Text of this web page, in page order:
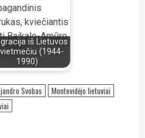
iš Lietuvos
(1944-
1990)
Svobas
Montevidėjo lietuviai